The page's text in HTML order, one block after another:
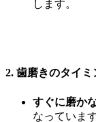
します。
2. 歯磨きのタイ
すぐに磨か
なっていま